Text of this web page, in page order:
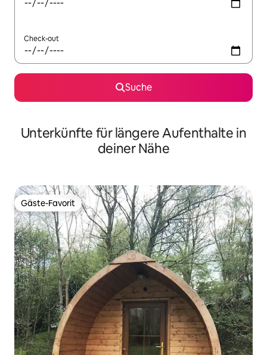
Check-out
Suche
Unterkünfte für längere Aufenthalte in
deiner Nähe
Gäste-Favorit
Gäste-Favorit